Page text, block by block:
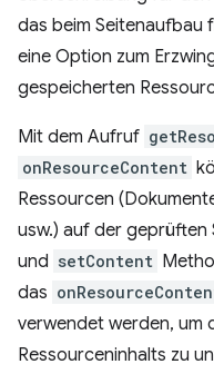
das beim
eine Option zum
gespeicherten
Mit dem Aufruf
onResourceContent
Ressourcen
usw.) auf der geprüften
und setContent
das
verwendet werden, um
Ressourceninhalts zu